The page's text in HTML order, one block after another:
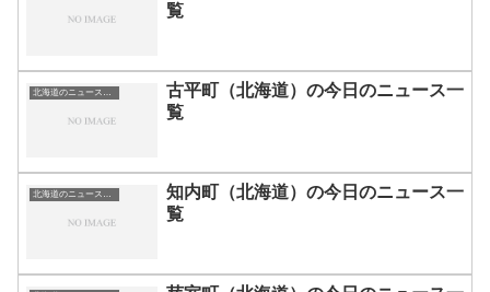
覧
北海道のニュース一覧
古平町（北海道）の今日のニュース一
覧
北海道のニュース一覧
知内町（北海道）の今日のニュース一
覧